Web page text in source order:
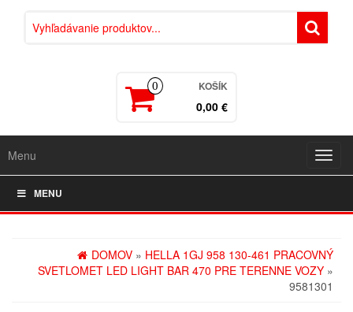
0 KOŠÍK
0,00 €
Menu
MENU
DOMOV » HELLA 1GJ 958 130-461 PRACOVNÝ
SVETLOMET LED LIGHT BAR 470 PRE TERENNE VOZY »
9581301